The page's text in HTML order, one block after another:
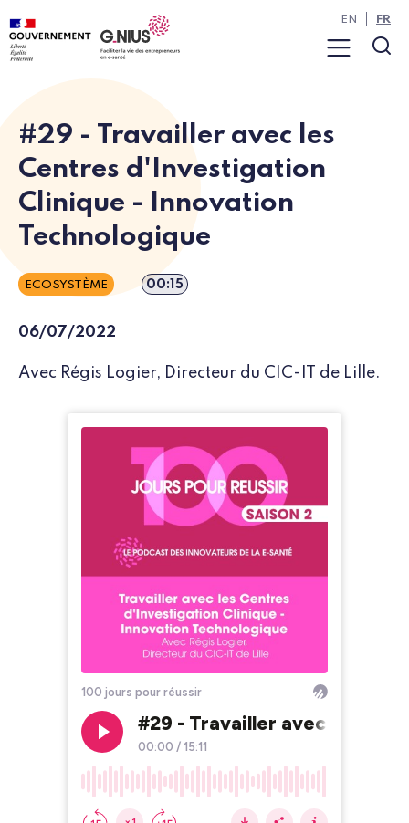
Panneau de gestion des cookies
Aller au contenu
Aller à la navigation
Menu
EN FR
#29 - Travailler avec les
Centres d'Investigation
Clinique - Innovation
Technologique
ECOSYSTÈME Durée de l’épisode
00:15
06/07/2022
Avec Régis Logier, Directeur du CIC-IT de Lille.